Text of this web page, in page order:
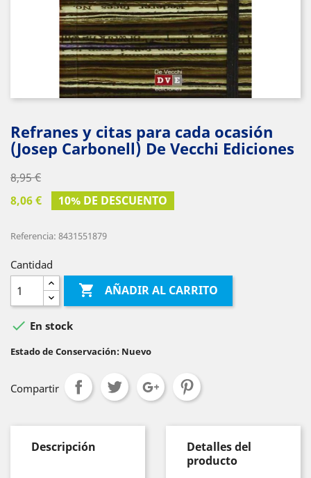
Refranes y citas para cada ocasión
(Josep Carbonell) De Vecchi Ediciones
8,95 €
8,06 €
10% DE DESCUENTO
Referencia: 8431551879
Cantidad
 AÑADIR AL CARRITO
 En stock
Estado de Conservación: Nuevo
Compartir
Descripción
Detalles del
producto